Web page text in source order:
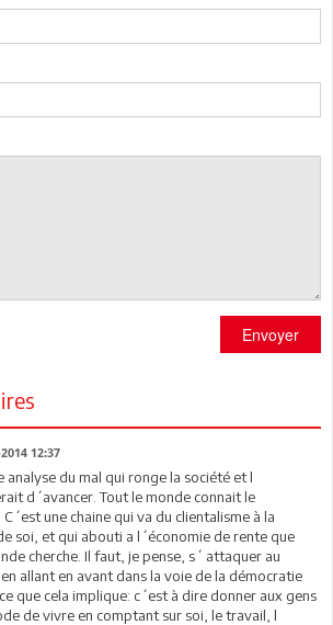
Envoyer
12:37
analyse du mal qui ronge la société et l
d´avancer. Tout le monde connait le
une chaine qui va du clientalisme à la
soi, et qui abouti a l´économie de rente que
cherche. Il faut, je pense, s´ attaquer au
allant en avant dans la voie de la démocratie
que cela implique: c´est à dire donner aux gens
de vivre en comptant sur soi, le travail, l